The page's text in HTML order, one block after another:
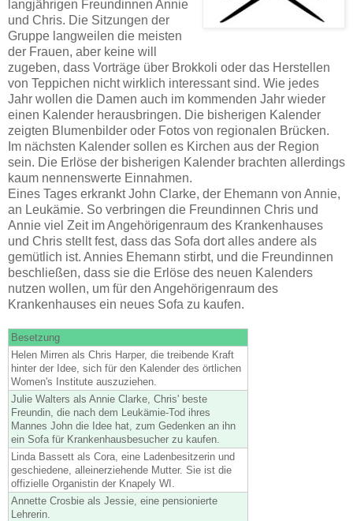
langjährigen Freundinnen Annie
und Chris. Die Sitzungen der
Gruppe langweilen die meisten
der Frauen, aber keine will
zugeben, dass Vorträge über Brokkoli oder das Herstellen
von Teppichen nicht wirklich interessant sind. Wie jedes
Jahr wollen die Damen auch im kommenden Jahr wieder
einen Kalender herausbringen. Die bisherigen Kalender
zeigten Blumenbilder oder Fotos von regionalen Brücken.
Im nächsten Kalender sollen es Kirchen aus der Region
sein. Die Erlöse der bisherigen Kalender brachten allerdings
kaum nennenswerte Einnahmen.
Eines Tages erkrankt John Clarke, der Ehemann von Annie,
an Leukämie. So verbringen die Freundinnen Chris und
Annie viel Zeit im Angehörigenraum des Krankenhauses
und Chris stellt fest, dass das Sofa dort alles andere als
gemütlich ist. Annies Ehemann stirbt, und die Freundinnen
beschließen, dass sie die Erlöse des neuen Kalenders
nutzen wollen, um für den Angehörigenraum des
Krankenhauses ein neues Sofa zu kaufen.
Besetzung
Helen Mirren als Chris Harper, die treibende Kraft
hinter der Idee, sich für den Kalender des örtlichen
Women's Institute auszuziehen.
Julie Walters als Annie Clarke, Chris' beste
Freundin, die nach dem Leukämie-Tod ihres
Mannes John die Idee hat, zum Gedenken an ihn
ein Sofa für Krankenhausbesucher zu kaufen.
Linda Bassett als Cora, eine Ladenbesitzerin und
geschiedene, alleinerziehende Mutter. Sie ist die
offizielle Organistin der Knapely WI.
Annette Crosbie als Jessie, eine pensionierte
Lehrerin.